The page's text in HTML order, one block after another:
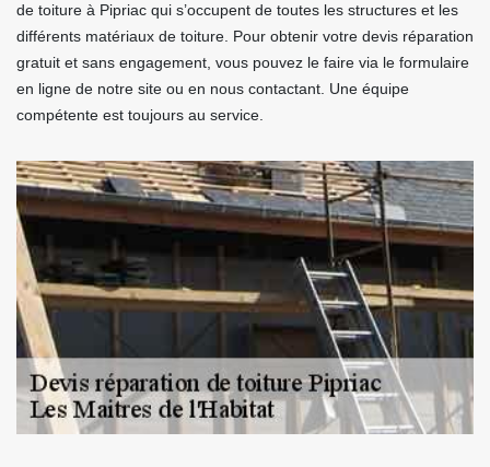
de toiture à Pipriac qui s’occupent de toutes les structures et les
différents matériaux de toiture. Pour obtenir votre devis réparation
gratuit et sans engagement, vous pouvez le faire via le formulaire
en ligne de notre site ou en nous contactant. Une équipe
compétente est toujours au service.